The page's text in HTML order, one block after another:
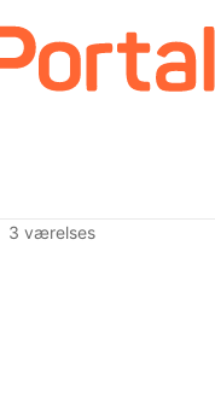
3 værelses